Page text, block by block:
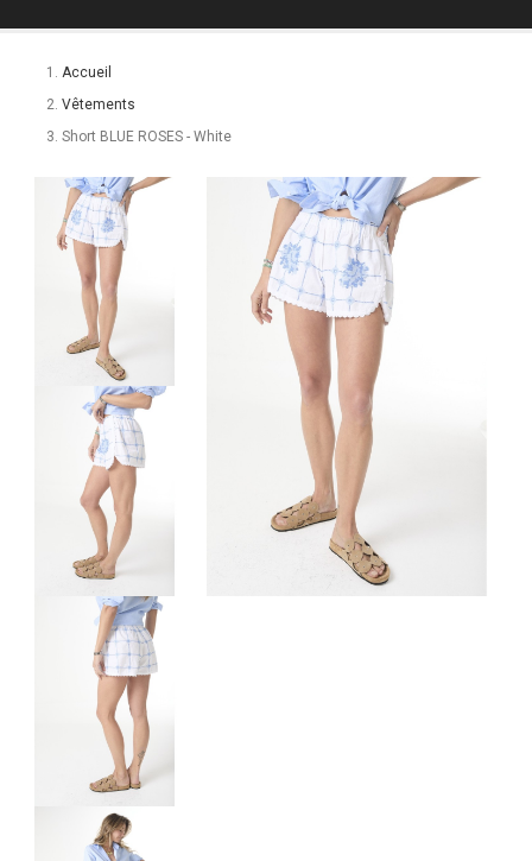
Accueil
Vêtements
Short BLUE ROSES - White